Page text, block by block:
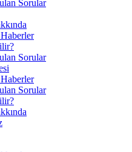
Sorular
Sorular
Sorular